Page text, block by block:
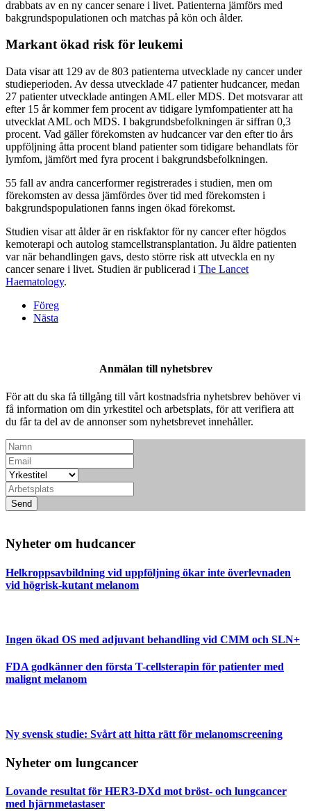
drabbats av en ny cancer senare i livet. Patienterna jämförs med
bakgrundspopulationen och matchas på kön och ålder.
Markant ökad risk för leukemi
Data visar att 129 av de 803 patienterna utvecklade ny cancer under
studieperioden. Av dessa utvecklade 47 patienter hudcancer, medan
27 patienter utvecklade antingen AML eller MDS. Det motsvarar att
efter 15 år kommer fem procent av tidigare lymfompatienter att ha
utvecklat AML och MDS. I bakgrundsbefolkningen är siffran 0,3
procent. Vad gäller förekomsten av hudcancer var den efter tio års
uppföljning åtta procent bland patienter som tidigare behandlats för
lymfom, jämfört med fyra procent i bakgrundsbefolkningen.
55 fall av andra cancerformer registrerades i studien, men om
förekomsten av dessa jämfördes över tid med förekomsten i
bakgrundspopulationen fanns ingen ökad förekomst.
Studien visar att ålder är en riskfaktor för ny cancer efter högdos
kemoterapi och autolog stamcellstransplantation. Ju äldre patienten
var när behandlingen gavs, desto större risk att utveckla en ny
cancer senare i livet. Studien är publicerad i The Lancet
Haematology.
Föreg
Nästa
Anmälan till nyhetsbrev
För att du ska få tillgång till vårt kostnadsfria nyhetsbrev behöver vi
få information om din yrkestitel och arbetsplats, för att verifiera att
du får ta del av de annonser som nyhetsbrevet innehåller.
Send
Nyheter om hudcancer
Helkroppsavbildning vid uppföljning ökar inte överlevnaden
vid högrisk-kutant melanom
Ingen ökad OS med adjuvant behandling vid CMM och SLN+
FDA godkänner den första T-cellsterapin för patienter med
malignt melanom
Ny svensk studie: Svårt att hitta rätt för melanomscreening
Nyheter om lungcancer
Lovande resultat för HER3-DXd mot bröst- och lungcancer
med hjärnmetastaser